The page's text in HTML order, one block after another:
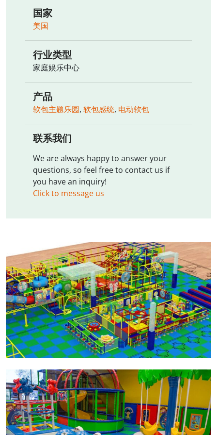
国家
美国
行业类型
家庭娱乐中心
产品
软包主题乐园, 软包感统, 电动软包
联系我们
We are always happy to answer your
questions, so feel free to contact us if
you have an inquiry!
Click to message us